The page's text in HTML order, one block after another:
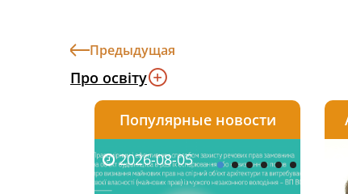
Предыдущая
Про освіту
Популярные новости
2026-08-05
2026-08-03